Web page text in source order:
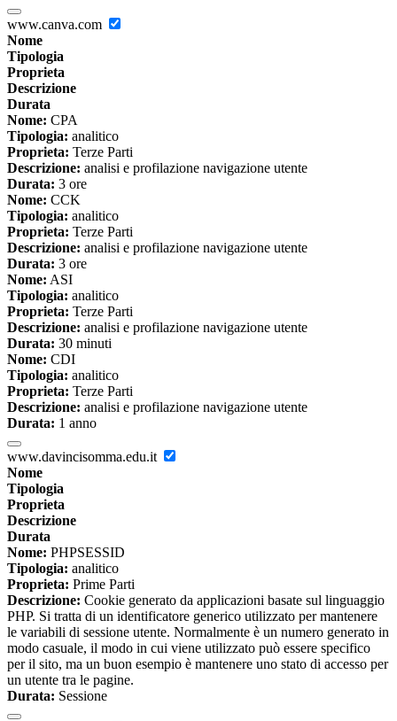
www.canva.com
Nome
Tipologia
Proprieta
Descrizione
Durata
Nome: CPA
Tipologia: analitico
Proprieta: Terze Parti
Descrizione: analisi e profilazione navigazione utente
Durata: 3 ore
Nome: CCK
Tipologia: analitico
Proprieta: Terze Parti
Descrizione: analisi e profilazione navigazione utente
Durata: 3 ore
Nome: ASI
Tipologia: analitico
Proprieta: Terze Parti
Descrizione: analisi e profilazione navigazione utente
Durata: 30 minuti
Nome: CDI
Tipologia: analitico
Proprieta: Terze Parti
Descrizione: analisi e profilazione navigazione utente
Durata: 1 anno
www.davincisomma.edu.it
Nome
Tipologia
Proprieta
Descrizione
Durata
Nome: PHPSESSID
Tipologia: analitico
Proprieta: Prime Parti
Descrizione: Cookie generato da applicazioni basate sul linguaggio
PHP. Si tratta di un identificatore generico utilizzato per mantenere
le variabili di sessione utente. Normalmente è un numero generato in
modo casuale, il modo in cui viene utilizzato può essere specifico
per il sito, ma un buon esempio è mantenere uno stato di accesso per
un utente tra le pagine.
Durata: Sessione